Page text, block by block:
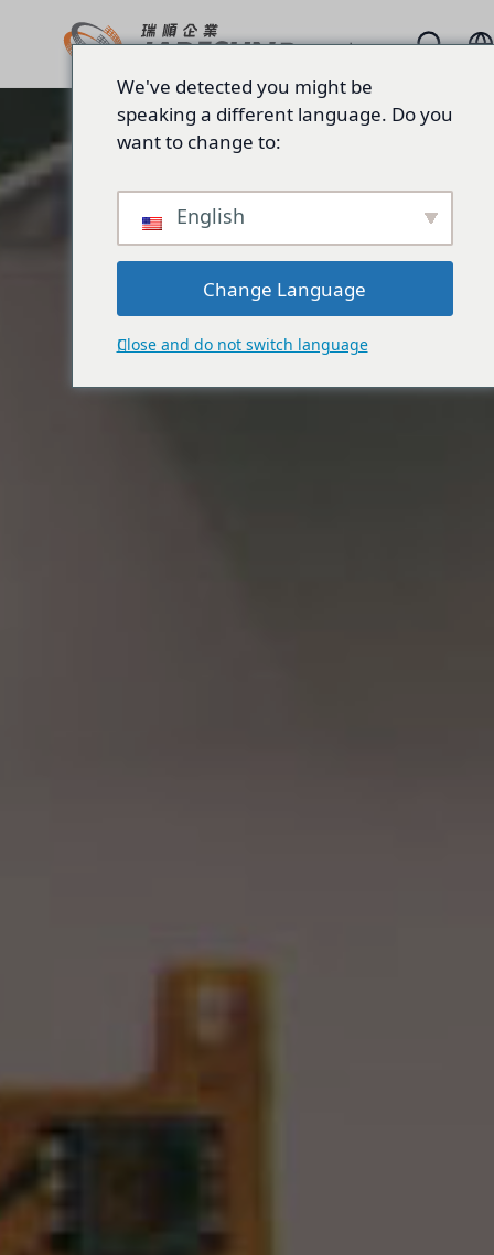
We've detected you might be
speaking a different language. Do you
want to change to:
English
Change Language
Close and do not switch language